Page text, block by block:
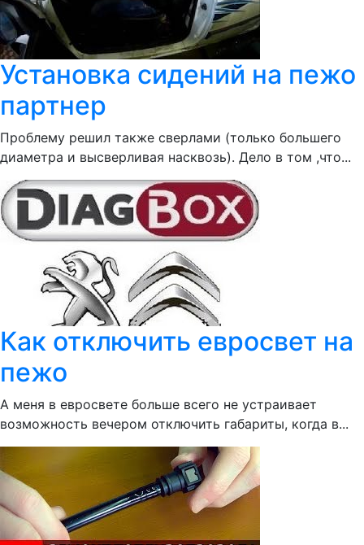
Установка сидений на пежо
партнер
Проблему решил также сверлами (только большего
диаметра и высверливая насквозь). Дело в том ,что...
Как отключить евросвет на
пежо
А меня в евросвете больше всего не устраивает
возможность вечером отключить габариты, когда в...